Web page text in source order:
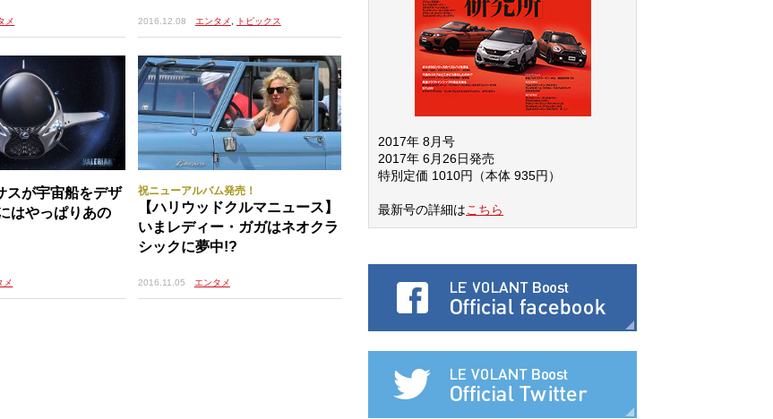
メ 2016.12.08 エンタメ , トピックス
スが宇宙船をデザ
はやっぱりあの
メ
祝ニューアルバム発売！
【ハリウッドクルマニュース】
いまレディー・ガガはネオクラ
シックに夢中!?
2016.11.05 エンタメ
2017年 8月号
2017年 6月26日発売
特別定価 1010円（本体 935円）
最新号の詳細はこちら